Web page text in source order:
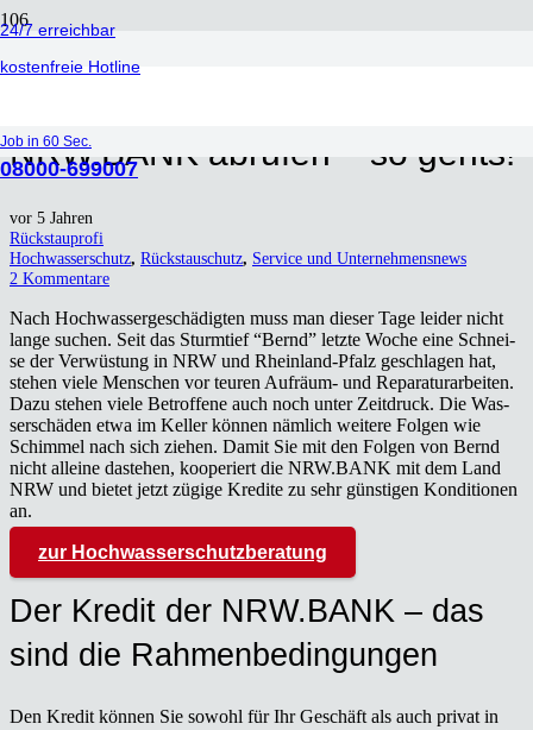
24/7 erreichbar
kostenfreie Hotline
Job in 60 Sec.
08000-699007
NRW.BANK abru­fen – so gehts!
vor 5 Jahren
Rückstauprofi
Hochwasserschutz, Rückstauschutz, Service und Unternehmensnews
2 Kommentare
Nach Hoch­was­ser­ge­schä­dig­ten muss man die­ser Tage lei­der nicht
lan­ge suchen. Seit das Sturm­tief “Bernd” letz­te Woche eine Schnei­
se der Ver­wüs­tung in NRW und Rhein­land-Pfalz geschla­gen hat,
ste­hen vie­le Men­schen vor teu­ren Auf­räum- und Repa­ra­tur­ar­bei­ten.
Dazu ste­hen vie­le Betrof­fe­ne auch noch unter Zeit­druck. Die Was­
ser­schä­den etwa im Kel­ler kön­nen näm­lich wei­te­re Fol­gen wie
Schim­mel nach sich zie­hen. Damit Sie mit den Fol­gen von Bernd
nicht allei­ne daste­hen, koope­riert die NRW.BANK mit dem Land
NRW und bie­tet jetzt zügi­ge Kre­di­te zu sehr güns­ti­gen Kon­di­tio­nen
an.
zur Hoch­was­ser­schutz­be­ra­tung
Der Kre­dit der NRW.BANK – das
sind die Rah­men­be­din­gun­gen
Den Kre­dit kön­nen Sie sowohl für Ihr Geschäft als auch pri­vat in